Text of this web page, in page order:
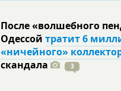
После «волшебного
Одессой тратит 6
«ничейного»
скандала
3